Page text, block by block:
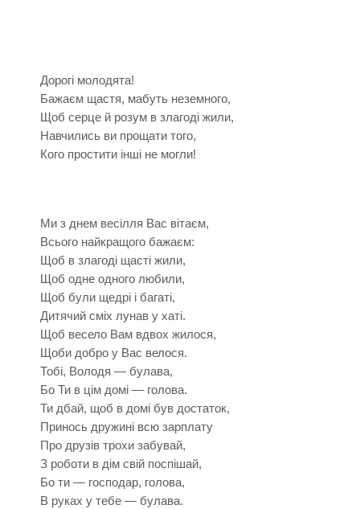
Дорогі молодята!
Бажаєм щастя, мабуть неземного,
Щоб серце й розум в злагоді жили,
Навчились ви прощати того,
Кого простити інші не могли!
Ми з днем весілля Вас вітаєм,
Всього найкращого бажаєм:
Щоб в злагоді щасті жили,
Щоб одне одного любили,
Щоб були щедрі і багаті,
Дитячий сміх лунав у хаті.
Щоб весело Вам вдвох жилося,
Щоби добро у Вас велося.
Тобі, Володя — булава,
Бо Ти в цім домі — голова.
Ти дбай, щоб в домі був достаток,
Принось дружині всю зарплату
Про друзів трохи забувай,
З роботи в дім свій поспішай,
Бо ти — господар, голова,
В руках у тебе — булава.